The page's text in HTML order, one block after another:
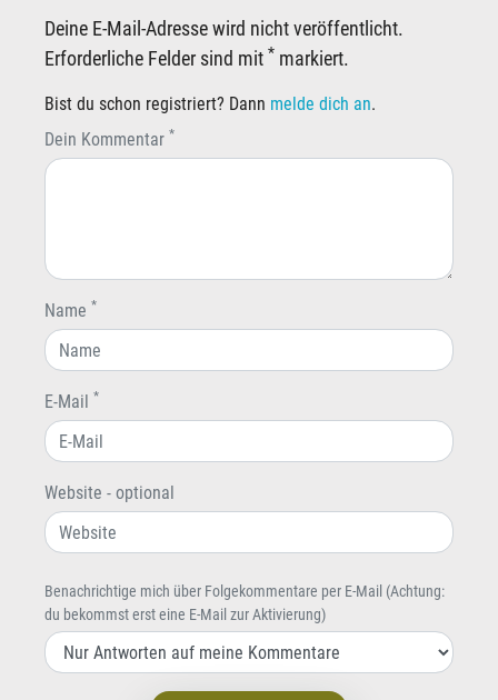
Deine E-Mail-Adresse wird nicht veröffentlicht.
Erforderliche Felder sind mit * markiert.
Bist du schon registriert? Dann melde dich an.
Dein Kommentar *
Name *
E-Mail *
Website - optional
Benachrichtige mich über Folgekommentare per E-Mail (Achtung:
du bekommst erst eine E-Mail zur Aktivierung)